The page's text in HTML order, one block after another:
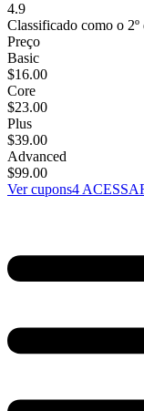
4.9
Classificado como o
Preço
Basic
$16.00
Core
$23.00
Plus
$39.00
Advanced
$99.00
Ver cupons4